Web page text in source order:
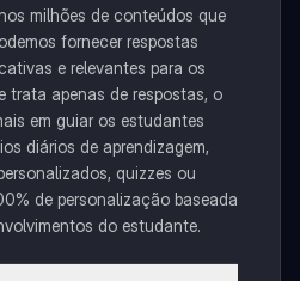
milhões de conteúdos que
fornecer respostas
e relevantes para os
trata apenas de respostas, o
em guiar os estudantes
diários de aprendizagem,
quizzes ou
de personalização baseada
do estudante.